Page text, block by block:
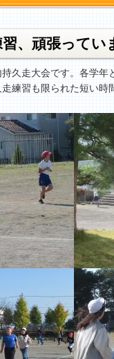
、頑張ってい
久走大会です。各学年
練習も限られた短い